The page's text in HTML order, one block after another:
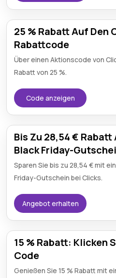
25 % Rabatt Auf Den
Rabattcode
Über einen Aktionscode von
Rabatt von 25 %.
Code anzeigen
Bis Zu 28,54 €
Black Friday-
Sparen Sie bis zu 28,54 € mit
Friday-Gutschein bei Clicks.
Angebot erhalten
15 % Rabatt: Klicken
Code
Genießen Sie 15 % Rabatt mit